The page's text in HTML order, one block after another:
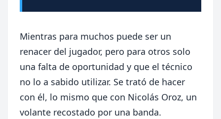
Mientras para muchos puede ser un
renacer del jugador, pero para otros solo
una falta de oportunidad y que el técnico
no lo a sabido utilizar. Se trató de hacer
con él, lo mismo que con Nicolás Oroz, un
volante recostado por una banda.